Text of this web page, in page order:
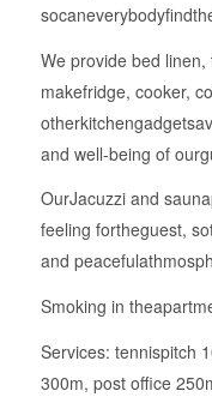
We provide bed
makefridge, cooker,
and well-being of
OurJacuzzi and
feeling fortheguest,
and
Smoking in
Services: tennispitch
300m, post office